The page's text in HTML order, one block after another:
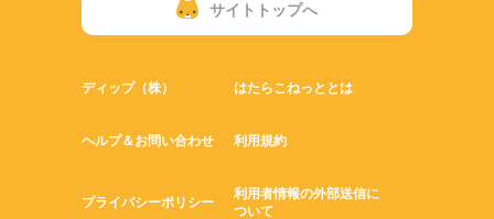
サイトトップへ
ディップ（株） はたらこねっととは
ヘルプ＆お問い合わせ 利用規約
プライバシーポリシー
利用者情報の外部送信に
ついて